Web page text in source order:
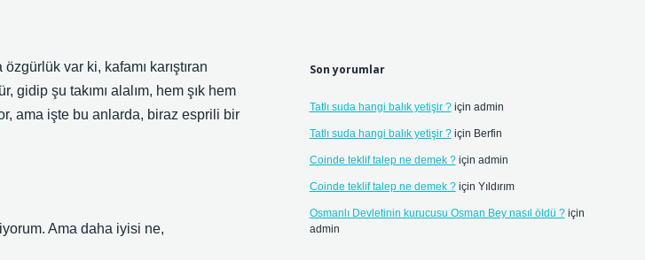
var ki, kafamı karıştıran
gidip şu takımı alalım, hem şık hem
ama işte bu anlarda, biraz esprili bir
Ama daha iyisi ne,
Son yorumlar
Tatlı suda hangi balık yetişir ?için admin
Tatlı suda hangi balık yetişir ?için Berfin
Coinde teklif talep ne demek ?için admin
Coinde teklif talep ne demek ?için Yıldırım
Osmanlı Devletinin kurucusu Osman Bey nasıl öldü ?için
admin